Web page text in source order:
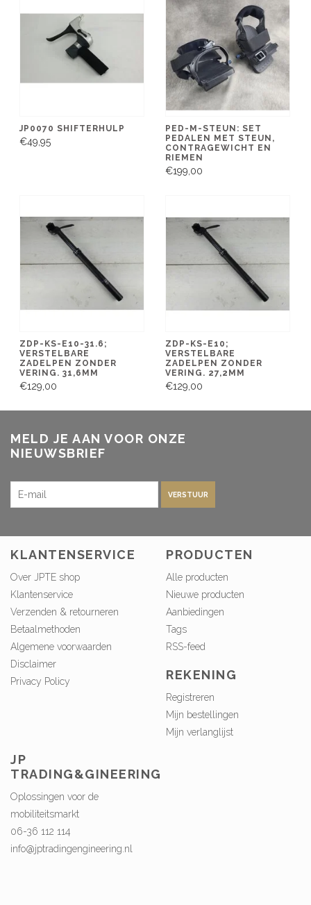
JP0070 SHIFTERHULP
€49,95
PED-M-STEUN: SET
PEDALEN MET STEUN,
CONTRAGEWICHT EN
RIEMEN
€199,00
ZDP-KS-E10-31.6;
VERSTELBARE
ZADELPEN ZONDER
VERING. 31,6MM
€129,00
ZDP-KS-E10;
VERSTELBARE
ZADELPEN ZONDER
VERING. 27,2MM
€129,00
MELD JE AAN VOOR ONZE
NIEUWSBRIEF
VERSTUUR
KLANTENSERVICE
Over JPTE shop
Klantenservice
Verzenden & retourneren
Betaalmethoden
Algemene voorwaarden
Disclaimer
Privacy Policy
PRODUCTEN
Alle producten
Nieuwe producten
Aanbiedingen
Tags
RSS-feed
REKENING
Registreren
Mijn bestellingen
Mijn verlanglijst
JP
TRADING&GINEERING
Oplossingen voor de
mobiliteitsmarkt
06-36 112 114
info@jptradingengineering.nl